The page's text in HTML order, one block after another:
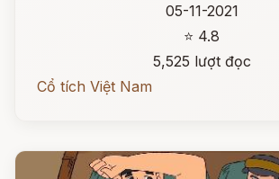
05-11-2021
⭐ 4.8
5,525 lượt đọc
Cổ tích Việt Nam